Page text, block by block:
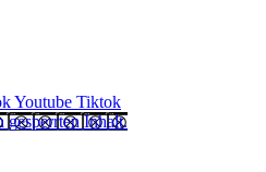
Youtube Tiktok
gesperrten Inhalt.